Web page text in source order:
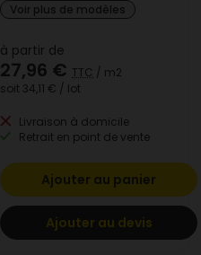
Voir plus de modèles
à partir de
27,96 € TTC / m2
soit 34,11 € / lot
Livraison à domicile
Retrait en point de vente
Ajouter au panier
Ajouter au devis